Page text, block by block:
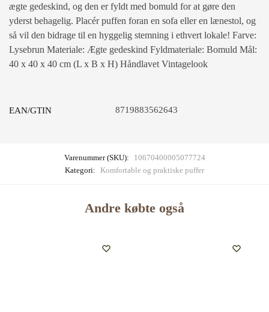
ægte gedeskind, og den er fyldt med bomuld for at gøre den
yderst behagelig. Placér puffen foran en sofa eller en lænestol, og
så vil den bidrage til en hyggelig stemning i ethvert lokale! Farve:
Lysebrun Materiale: Ægte gedeskind Fyldmateriale: Bomuld Mål:
40 x 40 x 40 cm (L x B x H) Håndlavet Vintagelook
EAN/GTIN 8719883562643
Varenummer (SKU):
10670400005077724
Kategori: Komfortable og praktiske puffer
Andre købte også